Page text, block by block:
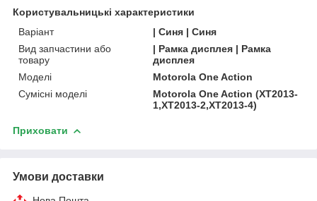
Користувальницькі характеристики
Варіант
| Синя | Синя
Вид запчастини або
товару
| Рамка дисплея | Рамка
дисплея
Моделі
Motorola One Action
Сумісні моделі
Motorola One Action (XT2013-
1,XT2013-2,XT2013-4)
Приховати
Умови доставки